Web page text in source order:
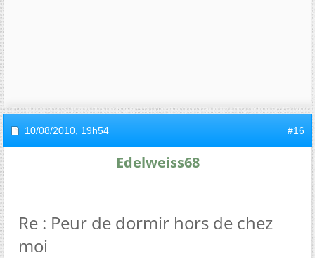
10/08/2010, 19h54 #16
Edelweiss68
Re : Peur de dormir hors de chez
moi